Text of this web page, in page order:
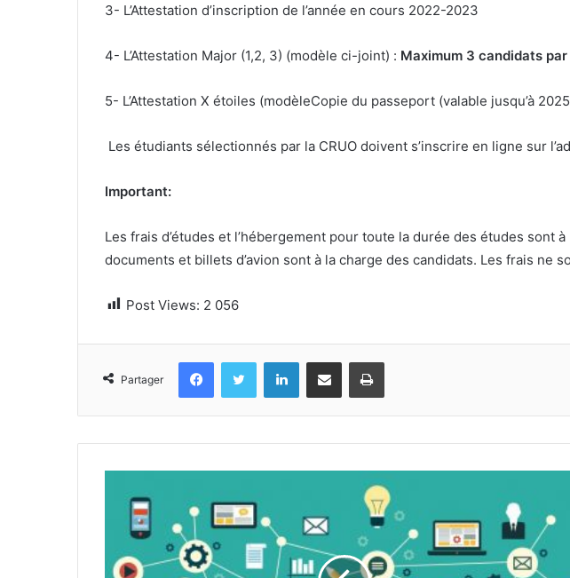
3- L’Attestation d’inscription de l’année en cours 2022-2023
4- L’Attestation Major (1,2, 3) (modèle ci-joint) : Maximum 3 candidats
5- L’Attestation X étoiles (modèleCopie du passeport (valable jusqu’à
Les étudiants sélectionnés par la CRUO doivent s’inscrire en ligne sur
Important:
Les frais d’études et l’hébergement pour toute la durée des études
documents et billets d’avion sont à la charge des candidats. Les frais ne
Post Views: 2 056
Partager
FacebookTwitter LinkedinPartager par email Imprimer